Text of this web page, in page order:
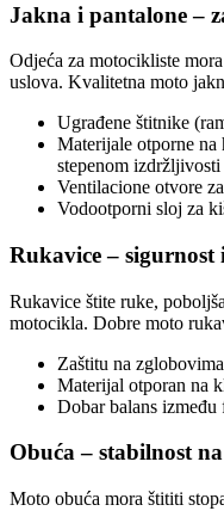
Jakna i pantalone –
Odjeća za motocikliste
uslova. Kvalitetna moto
Ugrađene štitnike
Materijale otporne
stepenom izdržljivosti
Ventilacione otvore
Vodootporni sloj za
Rukavice –
Rukavice štite ruke,
motocikla. Dobre moto
Zaštitu na
Materijal otporan na
Dobar balans
Obuća – stabilnost
Moto obuća mora štititi